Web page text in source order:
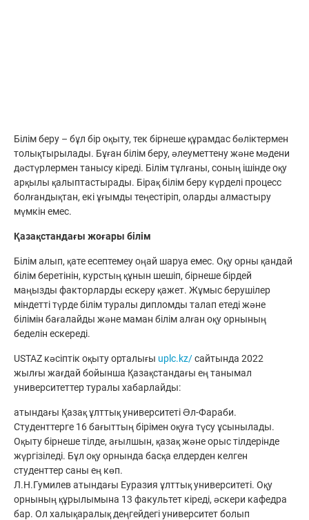
Білім беру – бұл бір оқыту, тек бірнеше құрамдас бөліктермен
толықтырылады. Бұған білім беру, әлеуметтену және мәдени
дәстүрлермен танысу кіреді. Білім тұлғаны, соның ішінде оқу
арқылы қалыптастырады. Бірақ білім беру күрделі процесс
болғандықтан, екі ұғымды теңестіріп, оларды алмастыру
мүмкін емес.
Қазақстандағы жоғары білім
Білім алып, қате есептемеу оңай шаруа емес. Оқу орны қандай
білім беретінін, курстың құнын шешіп, бірнеше бірдей
маңызды факторларды ескеру қажет. Жұмыс берушілер
міндетті түрде білім туралы дипломды талап етеді және
білімін бағалайды және маман білім алған оқу орнының
беделін ескереді.
USTAZ кәсіптік оқыту орталығы uplc.kz/сайтында 2022
жылғы жағдай бойынша Қазақстандағы ең танымал
университеттер туралы хабарлайды:
атындағы Қазақ ұлттық университеті Әл-Фараби.
Студенттерге 16 бағыттың бірімен оқуға түсу ұсынылады.
Оқыту бірнеше тілде, ағылшын, қазақ және орыс тілдерінде
жүргізіледі. Бұл оқу орнында басқа елдерден келген
студенттер саны ең көп.
Л.Н.Гумилев атындағы Еуразия ұлттық университеті. Оқу
орнының құрылымына 13 факультет кіреді, әскери кафедра
бар. Ол халықаралық деңгейдегі университет болып